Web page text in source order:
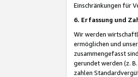
Einschränkungen für
6. Erfassung und
Wir werden
ermöglichen und
zusammengefasst
gerundet werden (z.
zahlen